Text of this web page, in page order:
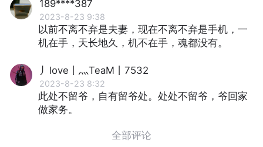
189****387
2023-8-23 9:38
以前不离不弃是夫妻，现在不离不弃是手机，一
机在手，天长地久，机不在手，魂都没有。
丿love丨灬TeaM丨7532
2023-8-23 8:32
此处不留爷，⾃有留爷处。处处不留爷，爷回家
做家务。
全部评论